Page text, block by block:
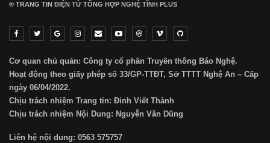
® TRANG TIN ĐIỆN TỬ ТỔNG HỢP NGHỆ TĨNH PLUS
Cơ quan chủ quản: Công ty cổ phần Truyền thông Báo Nghệ.
Hoạt động theo giấy phép số 33/GP-TTĐT, Sở TTTT Nghệ An – Cấp
ngày 06/04/2022.
Chịu trách nhiệm Trang tin: Đinh Viết Thành
Chịu trách nhiệm Nội Dung: Nguyễn Văn Dũng
Liên hệ nội dung: 0563 575757